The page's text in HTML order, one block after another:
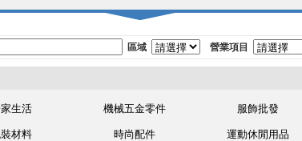
區域 營業項目
生活 機械五金零件 服飾批發
材料 時尚配件 運動休閒用品